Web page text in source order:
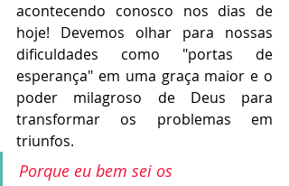
acontecendo conosco nos dias de
hoje! Devemos olhar para nossas
dificuldades como "portas de
esperança" em uma graça maior e o
poder milagroso de Deus para
transformar os problemas em
triunfos.
Porque eu bem sei os